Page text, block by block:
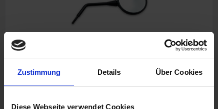
Zustimmung Details Über Cookies
Diese Webseite verwendet Cookies
Mirror
Right Side. Short